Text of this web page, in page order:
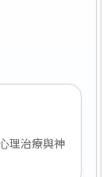
理治療與神